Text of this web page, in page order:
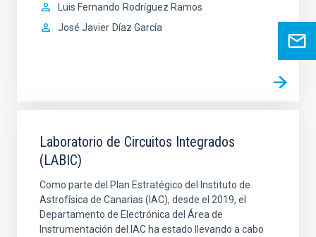
Luis Fernando Rodríguez Ramos
José Javier Díaz García
Laboratorio de Circuitos Integrados
(LABIC)
Como parte del Plan Estratégico del Instituto de
Astrofísica de Canarias (IAC), desde el 2019, el
Departamento de Electrónica del Área de
Instrumentación del IAC ha estado llevando a cabo